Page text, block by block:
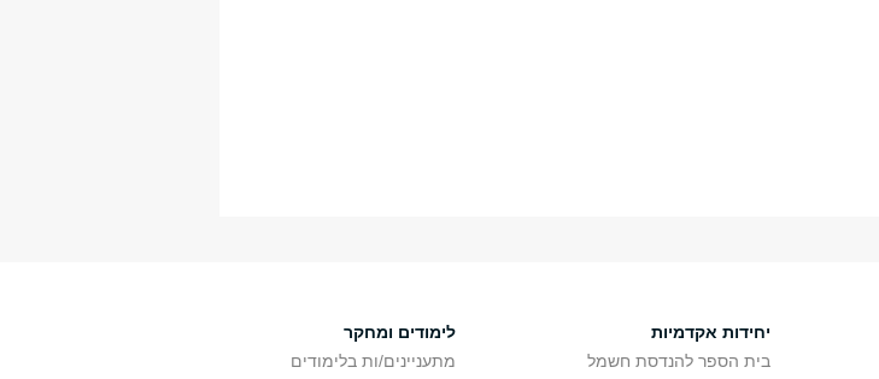
יחידות אקדמיות
בית הספר להנדסת חשמל
לימודים ומחקר
מתעניינים/ות בלימודים